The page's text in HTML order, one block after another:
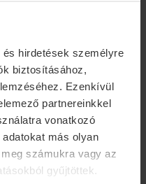
hirdetések személyre
biztosításához,
Ezenkívül
partnereinkkel
vonatkozó
más olyan
számukra vagy az
gyűjtöttek.